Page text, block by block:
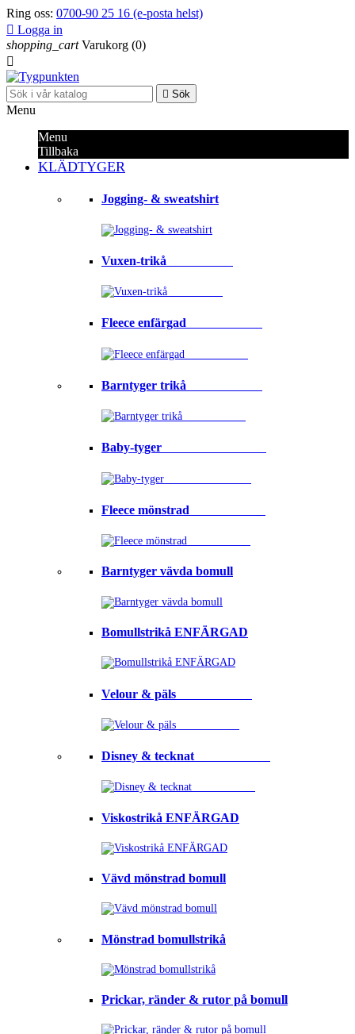
Ring oss: 0700-90 25 16 (e-posta helst)
 Logga in
shopping_cart Varukorg (0)

 Sök
Menu
Menu
Tillbaka
KLÄDTYGER
Jogging- & sweatshirt
Vuxen-trikå⠀⠀⠀⠀⠀⠀⠀
Fleece enfärgad⠀⠀⠀⠀⠀⠀⠀⠀
Barntyger trikå⠀⠀⠀⠀⠀⠀⠀⠀
Baby-tyger⠀⠀⠀⠀⠀⠀⠀⠀⠀⠀⠀
Fleece mönstrad⠀⠀⠀⠀⠀⠀⠀⠀
Barntyger vävda bomull
Bomullstrikå ENFÄRGAD
Velour & päls⠀⠀⠀⠀⠀⠀⠀⠀
Disney & tecknat⠀⠀⠀⠀⠀⠀⠀⠀
Viskostrikå ENFÄRGAD
Vävd mönstrad bomull
Mönstrad bomullstrikå
Prickar, ränder & rutor på bomull